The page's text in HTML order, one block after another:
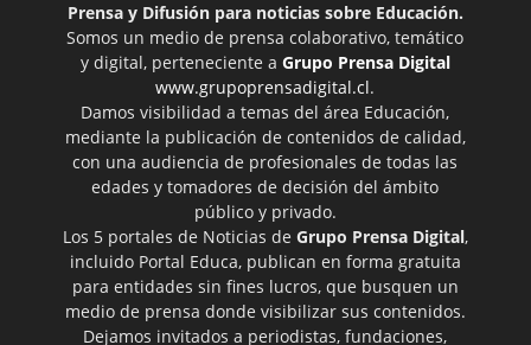
Prensa y Difusión para noticias sobre Educación.
Somos un medio de prensa colaborativo, temático
y digital, perteneciente a Grupo Prensa Digital
www.grupoprensadigital.cl.
Damos visibilidad a temas del área Educación,
mediante la publicación de contenidos de calidad,
con una audiencia de profesionales de todas las
edades y tomadores de decisión del ámbito
público y privado.
Los 5 portales de Noticias de Grupo Prensa Digital,
incluido Portal Educa, publican en forma gratuita
para entidades sin fines lucros, que busquen un
medio de prensa donde visibilizar sus contenidos.
Dejamos invitados a periodistas, fundaciones,